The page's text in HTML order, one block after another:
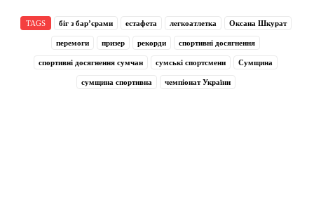
TAGS біг з бар’єрами естафета легкоатлетка Оксана Шкурат
перемоги призер рекорди спортивні досягнення
спортивні досягнення сумчан сумські спортсмени Сумщина
сумщина спортивна чемпіонат України